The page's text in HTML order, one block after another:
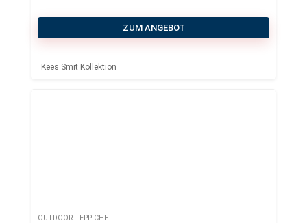
ZUM ANGEBOT
Kees Smit Kollektion
OUTDOOR TEPPICHE